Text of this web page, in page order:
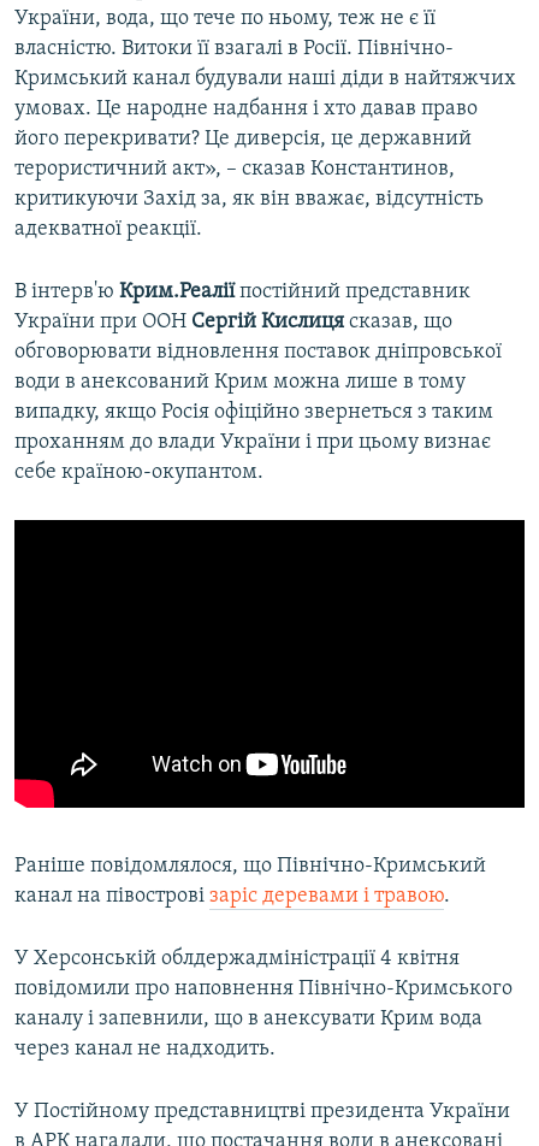
України, вода, що тече по ньому, теж не є її
власністю. Витоки її взагалі в Росії. Північно-
Кримський канал будували наші діди в найтяжчих
умовах. Це народне надбання і хто давав право
його перекривати? Це диверсія, це державний
терористичний акт», – сказав Константинов,
критикуючи Захід за, як він вважає, відсутність
адекватної реакції.
В інтерв'ю Крим.Реаліїпостійний представник
України при ООН Сергій Кислиця сказав, що
обговорювати відновлення поставок дніпровської
води в анексований Крим можна лише в тому
випадку, якщо Росія офіційно звернеться з таким
проханням до влади України і при цьому визнає
себе країною-окупантом.
Раніше повідомлялося, що Північно-Кримський
канал на півострові заріс деревами і травою.
У Херсонській облдержадміністрації 4 квітня
повідомили про наповнення Північно-Кримського
каналу і запевнили, що в анексувати Крим вода
через канал не надходить.
У Постійному представництві президента України